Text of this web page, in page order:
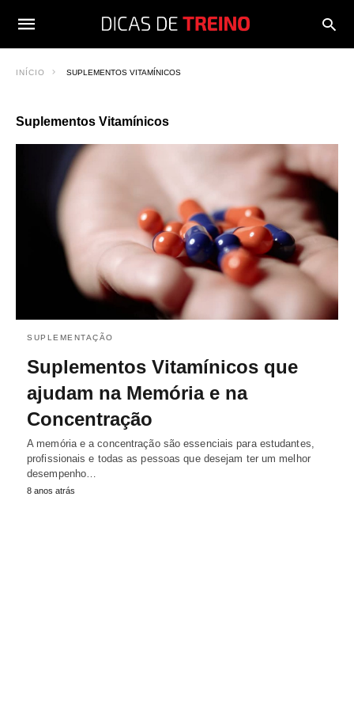
INÍCIO SUPLEMENTOS VITAMÍNICOS
Suplementos Vitamínicos
SUPLEMENTAÇÃO
Suplementos Vitamínicos que
ajudam na Memória e na
Concentração
A memória e a concentração são essenciais para estudantes,
profissionais e todas as pessoas que desejam ter um melhor
desempenho…
8 anos atrás